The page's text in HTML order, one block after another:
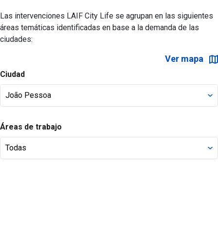
Las intervenciones LAIF City Life se agrupan en las siguientes
áreas temáticas identificadas en base a la demanda de las
ciudades:
Ciudad
Áreas de trabajo
Ver mapa